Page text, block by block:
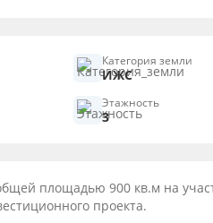
Категория земли
ИЖС
Этажность
3
площадью 900 кв.м на
проекта.